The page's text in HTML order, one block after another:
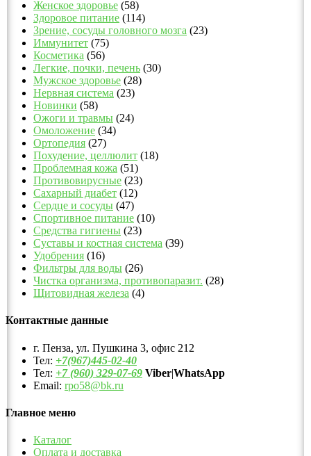
Женское здоровье (58)
Здоровое питание (114)
Зрение, сосуды головного мозга (23)
Иммунитет (75)
Косметика (56)
Легкие, почки, печень (30)
Мужское здоровье (28)
Нервная система (23)
Новинки (58)
Ожоги и травмы (24)
Омоложение (34)
Ортопедия (27)
Похудение, целлюлит (18)
Проблемная кожа (51)
Противовирусные (23)
Сахарный диабет (12)
Сердце и сосуды (47)
Спортивное питание (10)
Средства гигиены (23)
Суставы и костная система (39)
Удобрения (16)
Фильтры для воды (26)
Чистка организма, противопаразит. (28)
Щитовидная железа (4)
Контактные данные
г. Пенза, ул. Пушкина 3, офис 212
Тел: +7(967)445-02-40
Тел: +7 (960) 329-07-69 Viber|WhatsApp
Email: rpo58@bk.ru
Главное меню
Каталог
Оплата и доставка